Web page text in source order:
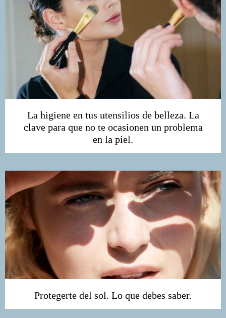
La higiene en tus utensilios de belleza. La
clave para que no te ocasionen un problema
en la piel.
Protegerte del sol. Lo que debes saber.